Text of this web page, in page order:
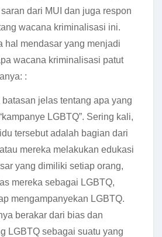
dari MUI dan juga respon
wacana kriminalisasi ini.
hal mendasar yang menjadi
wacana kriminalisasi patut
:
batasan jelas tentang apa yang
LGBTQ”. Sering kali,
tersebut adalah bagian dari
mereka melakukan edukasi
yang dimiliki setiap orang,
mereka sebagai LGBTQ,
mengampanyekan LGBTQ.
berakar dari bias dan
LGBTQ sebagai suatu yang